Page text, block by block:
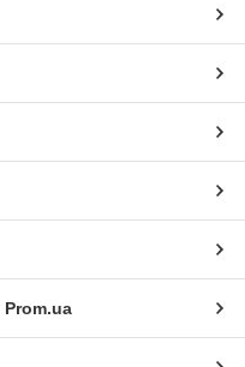
Prom.ua